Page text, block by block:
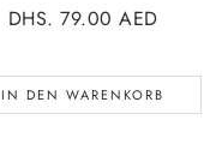
NORMALER
DHS. 79.00 AED
IN DEN WARENKORB